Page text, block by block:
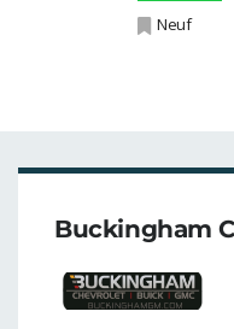
Neuf
Buckingham